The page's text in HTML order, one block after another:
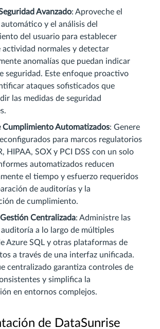
Avanzado: Aproveche el
y el análisis del
del usuario para establecer
actividad normales y detectar
anomalías que puedan indicar
seguridad. Este enfoque proactivo
ataques sofisticados que
las medidas de seguridad
Cumplimiento Automatizados: Genere
para marcos regulatorios
HIPAA, SOX y PCI DSS con un solo
automatizados reducen
el tiempo y esfuerzo requeridos
de auditorías y la
de cumplimiento.
Centralizada: Administre las
a lo largo de múltiples
Azure SQL y otras plataformas de
a través de una interfaz unificada.
centralizado garantiza controles de
y simplifica la
en entornos complejos.
de DataSunrise